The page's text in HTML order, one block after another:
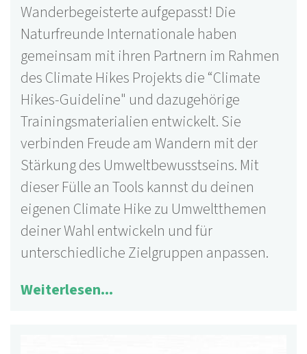
Wanderbegeisterte aufgepasst! Die
Naturfreunde Internationale haben
gemeinsam mit ihren Partnern im Rahmen
des Climate Hikes Projekts die “Climate
Hikes-Guideline" und dazugehörige
Trainingsmaterialien entwickelt. Sie
verbinden Freude am Wandern mit der
Stärkung des Umweltbewusstseins. Mit
dieser Fülle an Tools kannst du deinen
eigenen Climate Hike zu Umweltthemen
deiner Wahl entwickeln und für
unterschiedliche Zielgruppen anpassen.
Weiterlesen...